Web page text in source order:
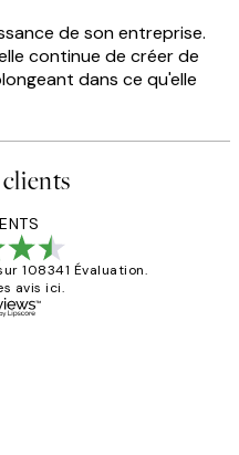
de son entreprise.
continue de créer de
dans ce qu'elle
108341 Évaluation.
avis ici.